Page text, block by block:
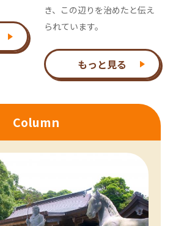
き、この辺りを治めたと伝え
られています。
もっと見る
Column